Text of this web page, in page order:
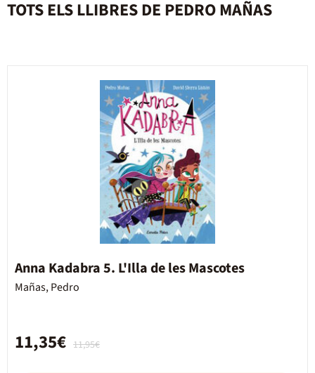
TOTS ELS LLIBRES DE PEDRO MAÑAS
Anna Kadabra 5. L'Illa de les Mascotes
Mañas, Pedro
11,95€
11,35€